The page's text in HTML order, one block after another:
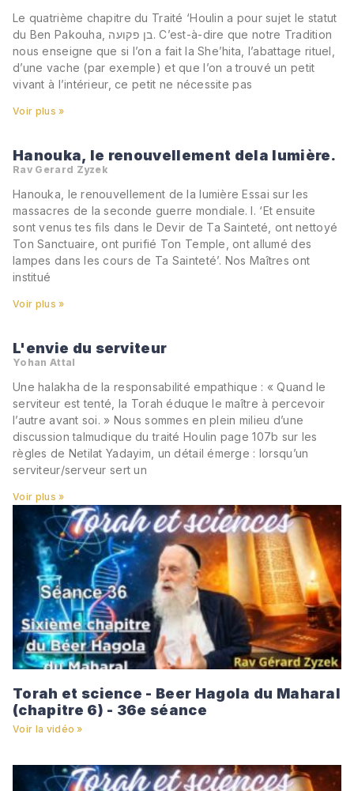
Le quatrième chapitre du Traité ‘Houlin a pour sujet le statut
du Ben Pakouha, בן פקועה. C’est-à-dire que notre Tradition
nous enseigne que si l’on a fait la She’hita, l’abattage rituel,
d’une vache (par exemple) et que l’on a trouvé un petit
vivant à l’intérieur, ce petit ne nécessite pas
Voir plus »
Hanouka, le renouvellement dela lumière.
Rav Gerard Zyzek
Hanouka, le renouvellement de la lumière Essai sur les
massacres de la seconde guerre mondiale. I. ‘Et ensuite
sont venus tes fils dans le Devir de Ta Sainteté, ont nettoyé
Ton Sanctuaire, ont purifié Ton Temple, ont allumé des
lampes dans les cours de Ta Sainteté’. Nos Maîtres ont
institué
Voir plus »
L'envie du serviteur
Yohan Attal
Une halakha de la responsabilité empathique : « Quand le
serviteur est tenté, la Torah éduque le maître à percevoir
l’autre avant soi. » Nous sommes en plein milieu d’une
discussion talmudique du traité Houlin page 107b sur les
règles de Netilat Yadayim, un détail émerge : lorsqu’un
serviteur/serveur sert un
Voir plus »
Torah et science - Beer Hagola du Maharal
(chapitre 6) - 36e séance
Voir la vidéo »